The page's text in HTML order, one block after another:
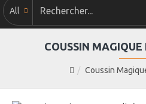
All
Coussin
COUSSIN MAGIQUE